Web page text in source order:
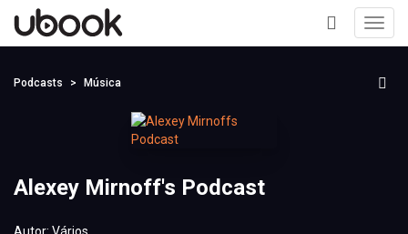
+
Podcasts Música
Alexey Mirnoff's Podcast